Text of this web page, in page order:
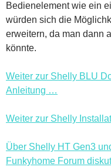
Bedienelement wie ein
würden sich die
erweitern, da man dann
könnte.
Weiter zur Shelly BLU
Anleitung …
Weiter zur Shelly
Über Shelly HT Gen3
Funkyhome Forum